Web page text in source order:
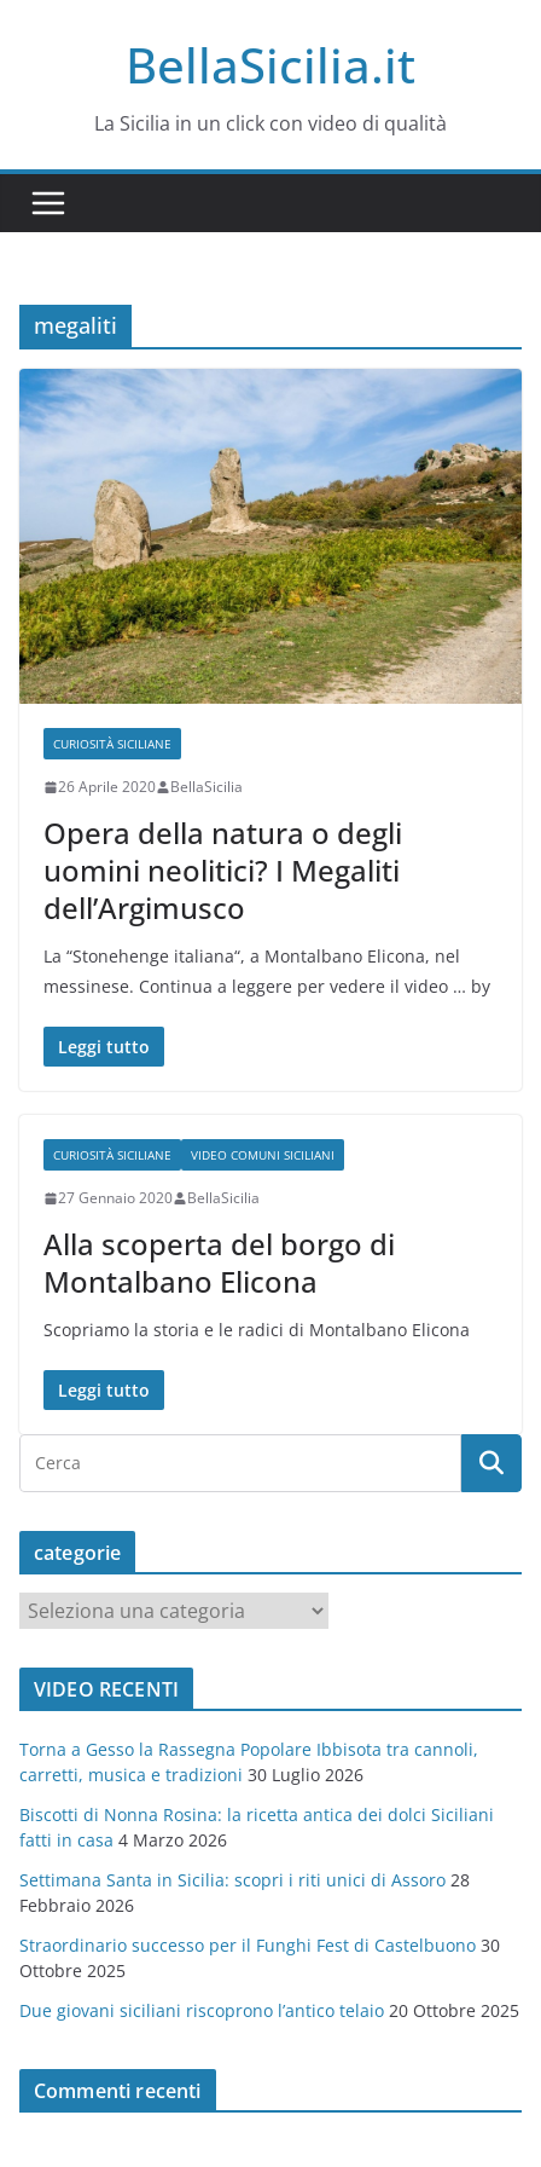
BellaSicilia.it
La Sicilia in un click con video di qualità
megaliti
CURIOSITÀ SICILIANE
26 Aprile 2020 BellaSicilia
Opera della natura o degli
uomini neolitici? I Megaliti
dell’Argimusco
La “Stonehenge italiana“, a Montalbano Elicona, nel
messinese. Continua a leggere per vedere il video … by
Leggi tutto
CURIOSITÀ SICILIANE VIDEO COMUNI SICILIANI
27 Gennaio 2020 BellaSicilia
Alla scoperta del borgo di
Montalbano Elicona
Scopriamo la storia e le radici di Montalbano Elicona
Leggi tutto
categorie
t
o
r
i
e
VIDEO RECENTI
Torna a Gesso la Rassegna Popolare Ibbisota tra cannoli,
carretti, musica e tradizioni 30 Luglio 2026
Biscotti di Nonna Rosina: la ricetta antica dei dolci Siciliani
fatti in casa 4 Marzo 2026
Settimana Santa in Sicilia: scopri i riti unici di Assoro 28
Febbraio 2026
Straordinario successo per il Funghi Fest di Castelbuono 30
Ottobre 2025
Due giovani siciliani riscoprono l’antico telaio 20 Ottobre 2025
Commenti recenti